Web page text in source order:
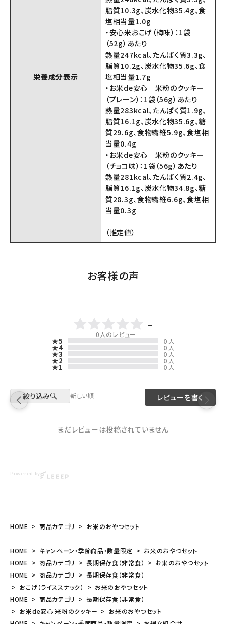
栄養成分表示
脂質10.3g、炭水化物35.4g、食
塩相当量1.0g
・安心米おこげ（梅味）：1袋
（52g）あたり
熱量247kcal、たんぱく質3.3g、
脂質10.2g、炭水化物35.6g、食
塩相当量1.7g
・お米de安心 米粉のクッキー
（プレーン）：1袋（56g）あたり
熱量283kcal、たんぱく質1.9g、
脂質16.1g、炭水化物35.6g、糖
質29.6g、食物繊維5.9g、食塩相
当量0.4g
・お米de安心 米粉のクッキー
（チョコ味）：1袋（56g）あたり
熱量281kcal、たんぱく質2.4g、
脂質16.1g、炭水化物34.8g、糖
質28.3g、食物繊維6.6g、食塩相
当量0.3g
（推定値）
お客様の声
-
0 人のレビュー
★5 0 人
★4 0 人
★3 0 人
★2 0 人
★1 0 人
絞り込み 新しい順 レビューを書く
まだレビューは投稿されていません
Powered by
HOME 商品カテゴリ お米のおやつセット
HOME キャンペーン・季節商品・数量限定
お米のおやつセット
HOME
商品カテゴリ 長期保存食（非常食）
お米のおやつセット
HOME
商品カテゴリ
長期保存食（非常食）
おこげ（ライススナック）
お米のおやつセット
HOME
商品カテゴリ
長期保存食（非常食）
お米de安心 米粉のクッキー
お米のおやつセット